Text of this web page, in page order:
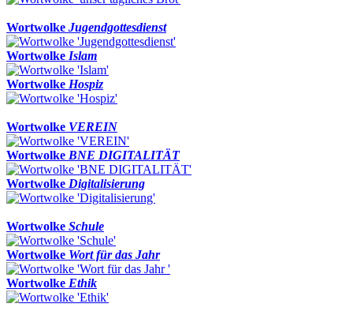
Wortwolke Jugendgottesdienst
Wortwolke Islam
Wortwolke Hospiz
Wortwolke VEREIN
Wortwolke BNE DIGITALITÄT
Wortwolke Digitalisierung
Wortwolke Schule
Wortwolke Wort für das Jahr
Wortwolke Ethik